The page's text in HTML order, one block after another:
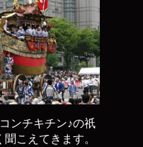
ンチキチン♪の祇
こえてきます。